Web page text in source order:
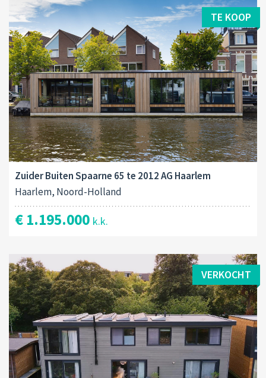
TE KOOP
Zuider Buiten Spaarne 65 te 2012 AG Haarlem
Haarlem, Noord-Holland
€ 1.195.000 k.k.
VERKOCHT